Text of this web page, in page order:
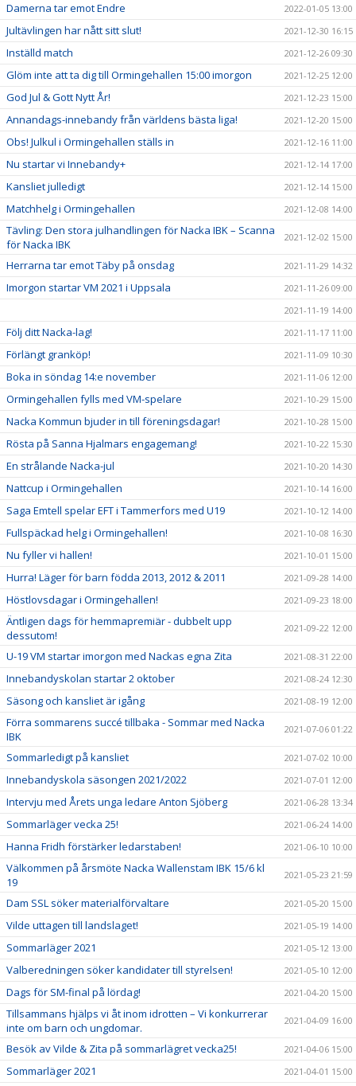
Damerna tar emot Endre 2022-01-05 13:00
Jultävlingen har nått sitt slut! 2021-12-30 16:15
Inställd match 2021-12-26 09:30
Glöm inte att ta dig till Ormingehallen 15:00 imorgon 2021-12-25 12:00
God Jul & Gott Nytt År! 2021-12-23 15:00
Annandags-innebandy från världens bästa liga! 2021-12-20 15:00
Obs! Julkul i Ormingehallen ställs in 2021-12-16 11:00
Nu startar vi Innebandy+ 2021-12-14 17:00
Kansliet julledigt 2021-12-14 15:00
Matchhelg i Ormingehallen 2021-12-08 14:00
Tävling: Den stora julhandlingen för Nacka IBK – Scanna
för Nacka IBK
2021-12-02 15:00
Herrarna tar emot Täby på onsdag 2021-11-29 14:32
Imorgon startar VM 2021 i Uppsala
2021-11-26 09:00
2021-11-19 14:00
Följ ditt Nacka-lag! 2021-11-17 11:00
Förlängt granköp! 2021-11-09 10:30
Boka in söndag 14:e november 2021-11-06 12:00
Ormingehallen fylls med VM-spelare 2021-10-29 15:00
Nacka Kommun bjuder in till föreningsdagar! 2021-10-28 15:00
Rösta på Sanna Hjalmars engagemang! 2021-10-22 15:30
En strålande Nacka-jul 2021-10-20 14:30
Nattcup i Ormingehallen 2021-10-14 16:00
Saga Emtell spelar EFT i Tammerfors med U19 2021-10-12 14:00
Fullspäckad helg i Ormingehallen! 2021-10-08 16:30
Nu fyller vi hallen! 2021-10-01 15:00
Hurra! Läger för barn födda 2013, 2012 & 2011 2021-09-28 14:00
Höstlovsdagar i Ormingehallen! 2021-09-23 18:00
Äntligen dags för hemmapremiär - dubbelt upp
dessutom!
2021-09-22 12:00
U-19 VM startar imorgon med Nackas egna Zita 2021-08-31 22:00
Innebandyskolan startar 2 oktober 2021-08-24 12:30
Säsong och kansliet är igång 2021-08-19 12:00
Förra sommarens succé tillbaka - Sommar med Nacka
IBK
2021-07-06 01:22
Sommarledigt på kansliet 2021-07-02 10:00
Innebandyskola säsongen 2021/2022 2021-07-01 12:00
Intervju med Årets unga ledare Anton Sjöberg 2021-06-28 13:34
Sommarläger vecka 25! 2021-06-24 14:00
Hanna Fridh förstärker ledarstaben! 2021-06-10 10:00
Välkommen på årsmöte Nacka Wallenstam IBK 15/6 kl
19
2021-05-23 21:59
Dam SSL söker materialförvaltare 2021-05-20 15:00
Vilde uttagen till landslaget! 2021-05-19 14:00
Sommarläger 2021 2021-05-12 13:00
Valberedningen söker kandidater till styrelsen! 2021-05-10 12:00
Dags för SM-final på lördag! 2021-04-20 15:00
Tillsammans hjälps vi åt inom idrotten – Vi konkurrerar
inte om barn och ungdomar.
2021-04-09 16:00
Besök av Vilde & Zita på sommarlägret vecka25! 2021-04-06 15:00
Sommarläger 2021 2021-04-01 15:00